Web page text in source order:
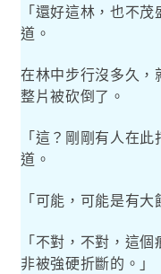
「還好這林，也不
道。
在林中步行沒多久，
整片被砍倒了。
「這？剛剛有人在
道。
「可能，可能是有
「不對，不對，這
非被強硬折斷的。」